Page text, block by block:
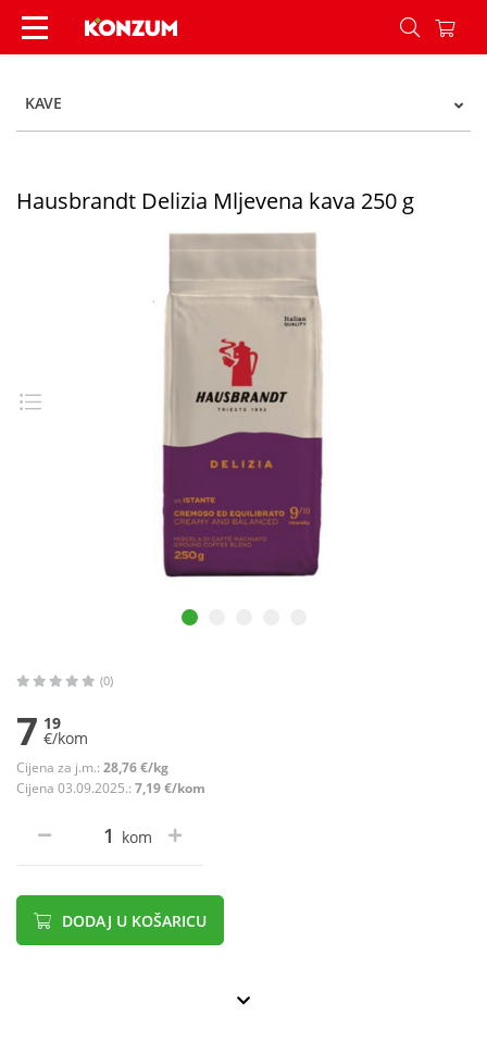
Hausbrandt Delizia Mljevena kava 250 g -
KAVE
Hausbrandt Delizia Mljevena kava 250 g
(0)
7 19
€/kom
Cijena za j.m.: 28,76 €/kg
Cijena 03.09.2025.: 7,19 €/kom
kom
DODAJ U KOŠARICU